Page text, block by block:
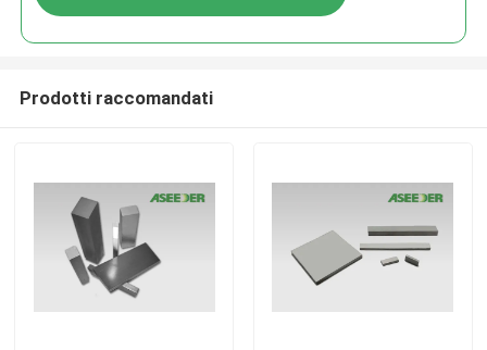
Prodotti raccomandati